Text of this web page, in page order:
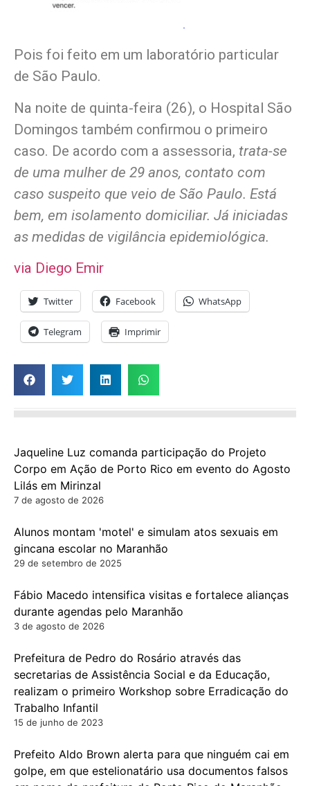
Pois foi feito em um laboratório particular
de São Paulo.
Na noite de quinta-feira (26), o Hospital São
Domingos também confirmou o primeiro
caso. De acordo com a assessoria, trata-se
de uma mulher de 29 anos, contato com
caso suspeito que veio de São Paulo. Está
bem, em isolamento domiciliar. Já iniciadas
as medidas de vigilância epidemiológica.
via Diego Emir
Twitter Facebook WhatsApp
Telegram Imprimir
Jaqueline Luz comanda participação do Projeto
Corpo em Ação de Porto Rico em evento do Agosto
Lilás em Mirinzal
7 de agosto de 2026
Alunos montam 'motel' e simulam atos sexuais em
gincana escolar no Maranhão
29 de setembro de 2025
Fábio Macedo intensifica visitas e fortalece alianças
durante agendas pelo Maranhão
3 de agosto de 2026
Prefeitura de Pedro do Rosário através das
secretarias de Assistência Social e da Educação,
realizam o primeiro Workshop sobre Erradicação do
Trabalho Infantil
15 de junho de 2023
Prefeito Aldo Brown alerta para que ninguém cai em
golpe, em que estelionatário usa documentos falsos